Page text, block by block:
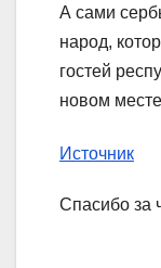
А сами
народ,
гостей
новом
Источник
Спасибо за